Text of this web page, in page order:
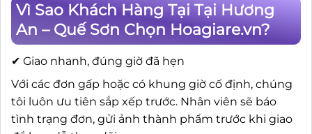
Vì Sao Khách Hàng Tại Tại Hương
An – Quế Sơn Chọn Hoagiare.vn?
✔ Giao nhanh, đúng giờ đã hẹn
Với các đơn gấp hoặc có khung giờ cố định, chúng
tôi luôn ưu tiên sắp xếp trước. Nhân viên sẽ báo
tình trạng đơn, gửi ảnh thành phẩm trước khi giao